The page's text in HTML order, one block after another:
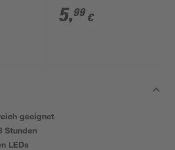
x 39 cm
5,99 €
geeignet
Stunden
LEDs